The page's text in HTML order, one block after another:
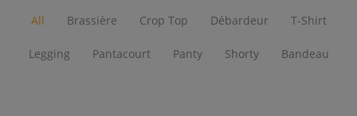
All Brassière Crop Top Débardeur T-Shirt
Legging Pantacourt Panty Shorty Bandeau